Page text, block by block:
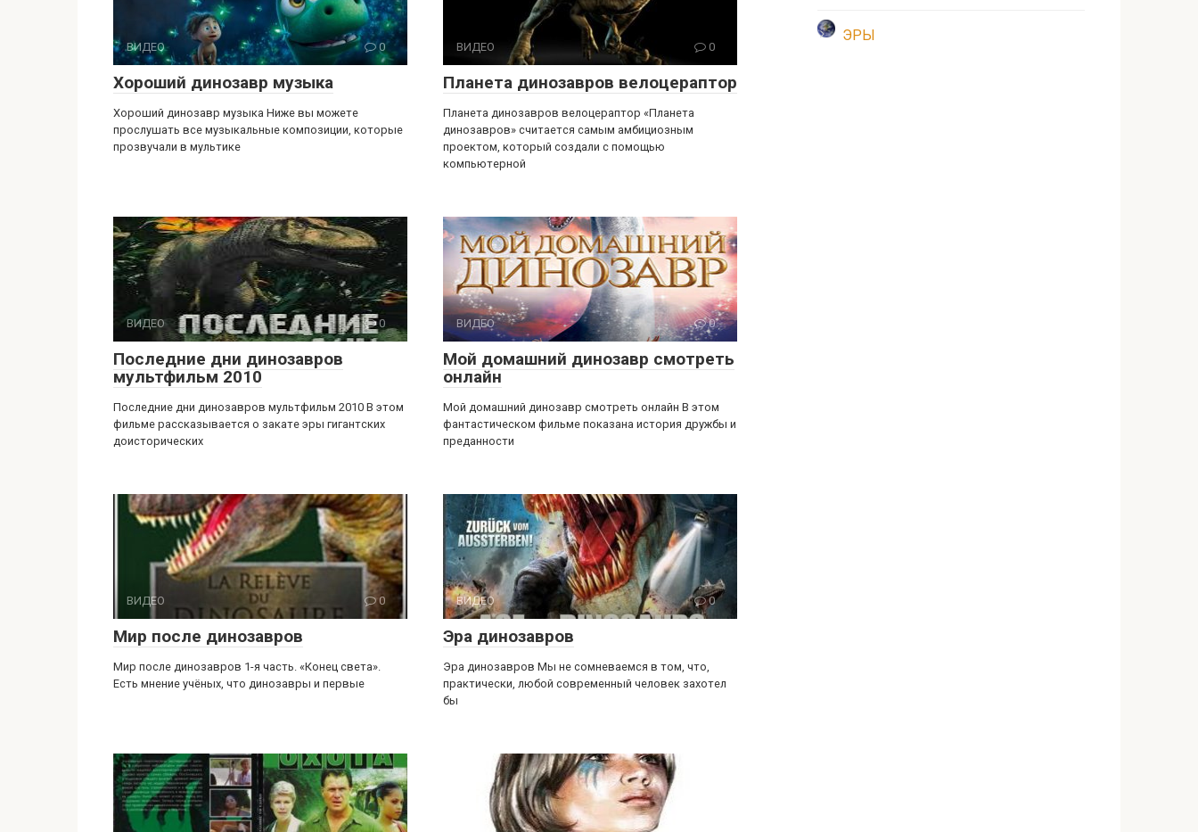
ВИДЕО 0
Хороший динозавр музыка
Хороший динозавр музыка Ниже вы можете
прослушать все музыкальные композиции, которые
прозвучали в мультике
ВИДЕО 0
Планета динозавров велоцераптор
Планета динозавров велоцераптор «Планета
динозавров» считается самым амбициозным
проектом, который создали с помощью
компьютерной
ВИДЕО 0
Последние дни динозавров
мультфильм 2010
Последние дни динозавров мультфильм 2010 В этом
фильме рассказывается о закате эры гигантских
доисторических
ВИДЕО 0
Мой домашний динозавр смотреть
онлайн
Мой домашний динозавр смотреть онлайн В этом
фантастическом фильме показана история дружбы и
преданности
ВИДЕО 0
Мир после динозавров
Мир после динозавров 1-я часть. «Конец света».
Есть мнение учёных, что динозавры и первые
ВИДЕО 0
Эра динозавров
Эра динозавров Мы не сомневаемся в том, что,
практически, любой современный человек захотел
бы
ЭРЫ